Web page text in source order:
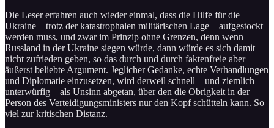
Die Leser erfahren auch wieder einmal, dass die Hilfe für die
Ukraine – trotz der katastrophalen militärischen Lage – aufgestockt
werden muss, und zwar im Prinzip ohne Grenzen, denn wenn
Russland in der Ukraine siegen würde, dann würde es sich damit
nicht zufrieden geben, so das durch und durch faktenfreie aber
äußerst beliebte Argument. Jeglicher Gedanke, echte Verhandlungen
und Diplomatie einzusetzen, wird derweil schnell – und ziemlich
unterwürfig – als Unsinn abgetan, über den die Obrigkeit in der
Person des Verteidigungsministers nur den Kopf schütteln kann. So
viel zur kritischen Distanz.